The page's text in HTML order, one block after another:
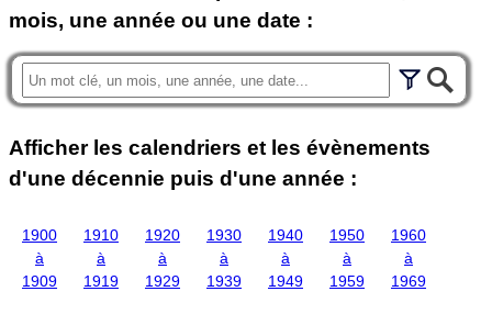
mois, une année ou une date :
Afficher les calendriers et les évènements
d'une décennie puis d'une année :
1900
à
1909
1910
à
1919
1920
à
1929
1930
à
1939
1940
à
1949
1950
à
1959
1960
à
1969